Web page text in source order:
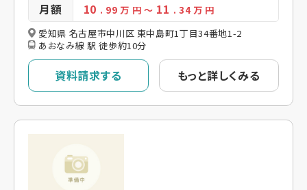
月額 10 . 99万 円 ～ 11 . 34万 円
愛知県 名古屋市中川区 東中島町1丁目34番地1-2
あおなみ線 駅 徒歩約10分
資料請求する もっと詳しくみる